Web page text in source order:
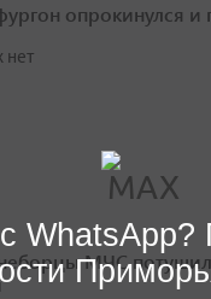
опрокинулся и
нет
МЧС
WhatsApp?